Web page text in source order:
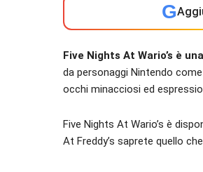
G
Five Nights At Wario’s è
da personaggi Nintendo
occhi minacciosi ed
Five Nights At Wario’s è
At Freddy’s saprete quello